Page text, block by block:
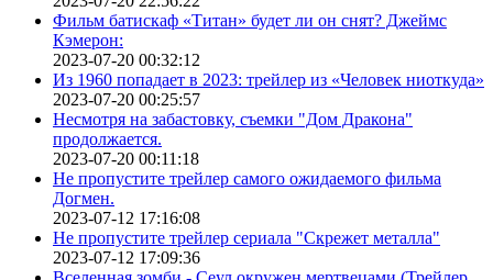
Фильм батискаф «Титан» будет ли он снят? Джеймс
Кэмерон:
2023-07-20 00:32:12
Из 1960 попадает в 2023: трейлер из «Человек ниоткуда»
2023-07-20 00:25:57
Несмотря на забастовку, съемки "Дом Дракона"
продолжается.
2023-07-20 00:11:18
Не пропустите трейлер самого ожидаемого фильма
Догмен.
2023-07-12 17:16:08
Не пропустите трейлер сериала "Скрежет металла"
2023-07-12 17:09:36